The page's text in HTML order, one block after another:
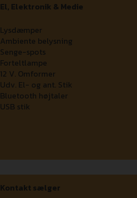
El, Elektronik & Medie
Lysdæmper
Ambiente belysning
Senge-spots
Forteltlampe
12 V. Omformer
Udv. El- og ant. Stik
Bluetooth højtaler
USB stik
Kontakt sælger